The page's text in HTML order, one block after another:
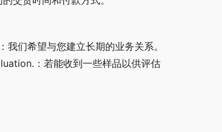
们希望与您建立长期的业务关系。
：若能收到一些样品以供评估